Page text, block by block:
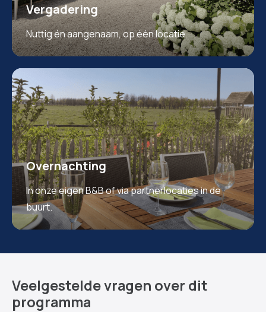
Vergadering
Nuttig én aangenaam, op één locatie.
Overnachting
In onze eigen B&B of via partnerlocaties in de
buurt.
Veelgestelde vragen over dit
programma